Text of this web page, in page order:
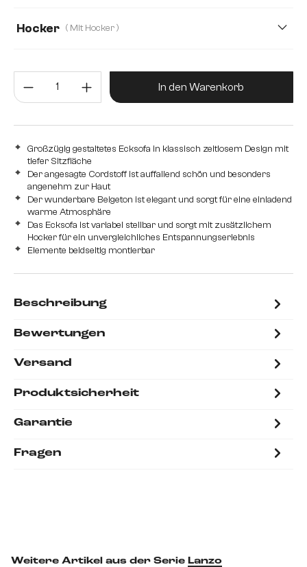
Hocker ( Mit Hocker )
Produkt Anzahl: Gib den
In den Warenkorb
Großzügig gestaltetes Ecksofa in klassisch zeitlosem Design mit
tiefer Sitzfläche
Der angesagte Cordstoff ist auffallend schön und besonders
angenehm zur Haut
Der wunderbare Beigeton ist elegant und sorgt für eine einladend
warme Atmosphäre
Das Ecksofa ist variabel stellbar und sorgt mit zusätzlichem
Hocker für ein unvergleichliches Entspannungserlebnis
Elemente beidseitig montierbar
Beschreibung
Bewertungen
Versand
Produktsicherheit
Garantie
Fragen
Weitere Artikel aus der Serie Lanzo